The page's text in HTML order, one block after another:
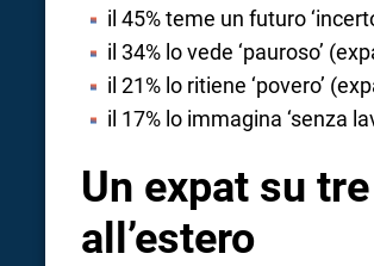
il 45% teme un futuro
il 34% lo vede ‘pauroso’
il 21% lo ritiene ‘povero’
il 17% lo immagina ‘senza
Un expat su
all’estero